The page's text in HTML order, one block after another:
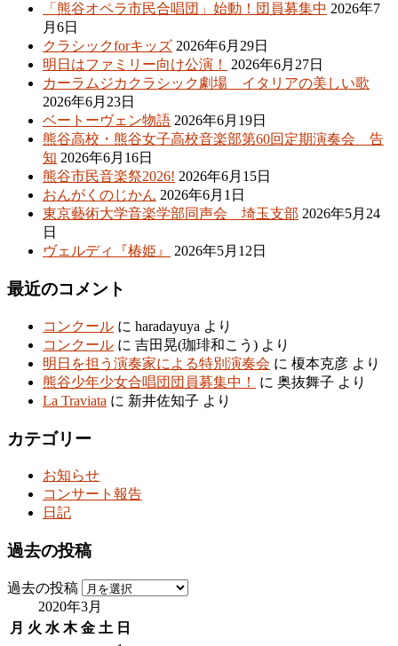
「熊谷オペラ市民合唱団」始動！団員募集中 2026年7
月6日
クラシックforキッズ 2026年6月29日
明日はファミリー向け公演！
2026年6月27日
カーラムジカクラシック劇場 イタリアの美しい歌
2026年6月23日
ベートーヴェン物語 2026年6月19日
熊谷高校・熊谷女子高校音楽部第60回定期演奏会 告
知 2026年6月16日
熊谷市民音楽祭2026! 2026年6月15日
おんがくのじかん 2026年6月1日
東京藝術大学音楽学部同声会 埼玉支部 2026年5月24
日
ヴェルディ『椿姫』
2026年5月12日
最近のコメント
コンクール に haradayuya より
コンクール に 吉田晃(珈琲和こう) より
明日を担う演奏家による特別演奏会 に 榎本克彦 より
熊谷少年少女合唱団団員募集中！
に 奥抜舞子 より
La Traviata に 新井佐知子 より
カテゴリー
お知らせ
コンサート報告
日記
過去の投稿
過去の投稿
2020年3月
月 火 水 木 金 土 日